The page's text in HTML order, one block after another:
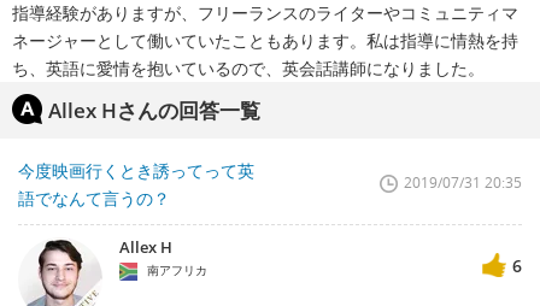
指導経験がありますが、フリーランスのライターやコミュニティマ
ネージャーとして働いていたこともあります。私は指導に情熱を持
ち、英語に愛情を抱いているので、英会話講師になりました。
Allex Hさんの回答一覧
今度映画行くとき誘ってって英
語でなんて言うの？
2019/07/31 20:35
Allex H
南アフリカ 6